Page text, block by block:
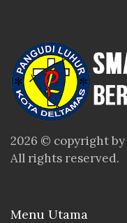
2026 © copyright by
All rights reserved.
Menu Utama